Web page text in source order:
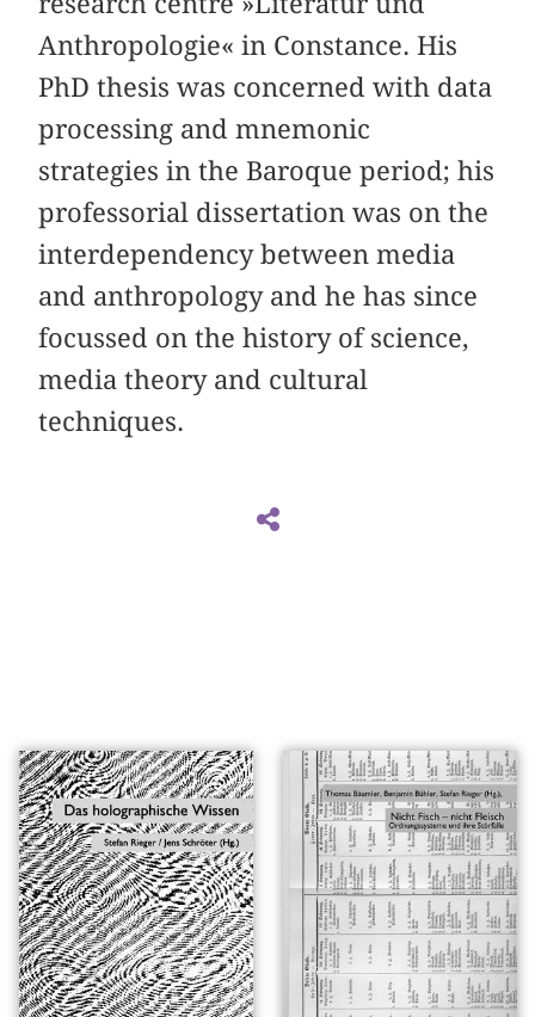
Anthropologie« in Constance. His
PhD thesis was concerned with data
processing and mnemonic
strategies in the Baroque period; his
professorial dissertation was on the
interdependency between media
and anthropology and he has since
focussed on the history of science,
media theory and cultural
techniques.